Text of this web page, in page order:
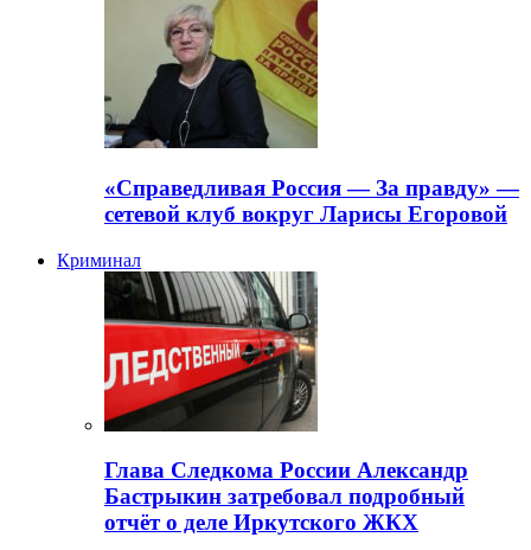
«Справедливая Россия — За правду» —
сетевой клуб вокруг Ларисы Егоровой
Криминал
Глава Следкома России Александр
Бастрыкин затребовал подробный
отчёт о деле Иркутского ЖКХ